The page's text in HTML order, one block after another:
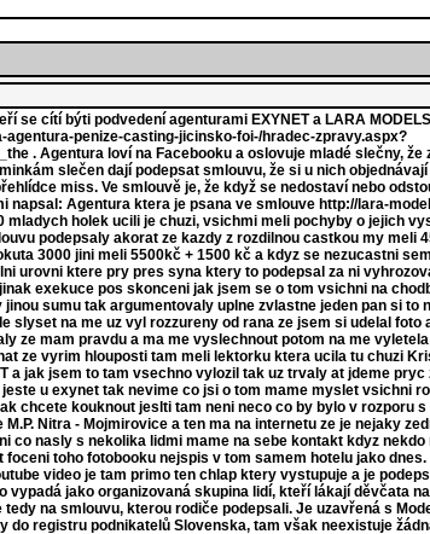
se cítí býti podvedení agenturami EXYNET a LARA MODELS
agentura-penize-casting-jicinsko-foi-/hradec-zpravy.aspx?
. Agentura loví na Facebooku a oslovuje mladé slečny, že
slečen dají podepsat smlouvu, že si u nich
miss. Ve smlouvě je, že když se nedostaví nebo
napsal: Agentura ktera je psana ve smlouve http://lara-
mladych holek ucili je chuzi, vsichmi meli pochyby o jejich
podepsaly akorat ze kazdy z rozdilnou castkou my meli
3000 jini meli 5500kč + 1500 kč a kdyz se nezucastni
urovni ktere pry pres syna ktery to podepsal za ni
exekuce pos skonceni jak jsem se o tom vsichni na
sumu tak argumentovaly uplne zvlastne jeden pan si to
slyset na me uz vyl rozzureny od rana ze jsem si udelal foto
ze mam pravdu a ma me vyslechnout potom na me
ze vyrim hlouposti tam meli lektorku ktera ucila tu chuzi
a jak jsem to tam vsechno vylozil tak uz trvaly at jdeme pryc
u exynet tak nevime co jsi o tom mame myslet vsichni
chcete kouknout jeslti tam neni neco co by bylo v rozporu
Nitra - Mojmirovice a ten ma na internetu ze je nejaky
co nasly s nekolika lidmi mame na sebe kontakt kdyz
foceni toho fotobooku nejspis v tom samem hotelu jako
video je tam primo ten chlap ktery vystupuje a je
vypadá jako organizovaná skupina lidí, kteří lákají děvčata
na smlouvu, kterou rodiče podepsali. Je uzavřená s
do registru podnikatelů Slovenska, tam však neexistuje